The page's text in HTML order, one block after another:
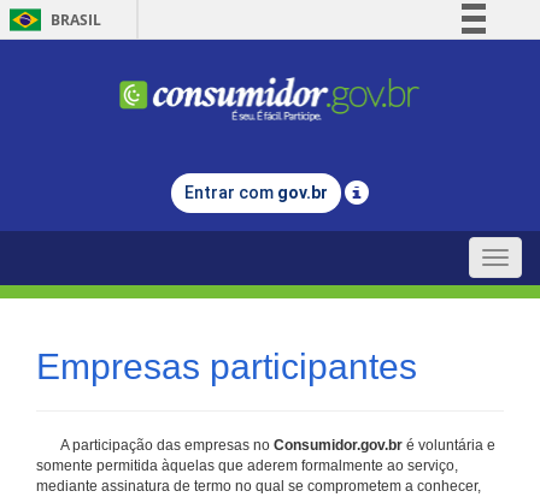
BRASIL
Comunica BR
Legislação
Entrar com gov.br
Toggle
Empresas participantes
A participação das empresas no Consumidor.gov.br é voluntária e
somente permitida àquelas que aderem formalmente ao serviço,
mediante assinatura de termo no qual se comprometem a conhecer,